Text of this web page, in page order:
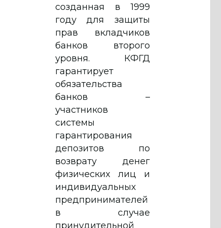
созданная в 1999
году для защиты
прав вкладчиков
банков второго
уровня. КФГД
гарантирует
обязательства
банков –
участников
системы
гарантирования
депозитов по
возврату денег
физических лиц и
индивидуальных
предпринимателей
в случае
принудительной